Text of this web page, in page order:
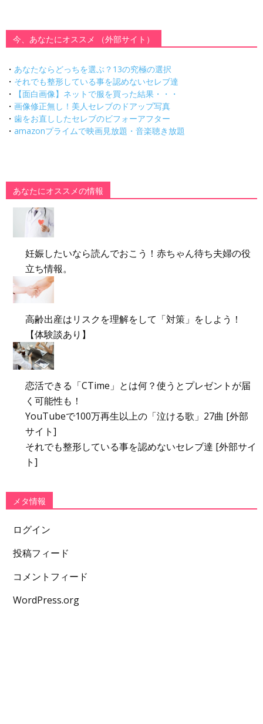
今、あなたにオススメ （外部サイト）
・ あなたならどっちを選ぶ？13の究極の選択
・ それでも整形している事を認めないセレブ達
・
【面白画像】ネットで服を買った結果・・・
・ 画像修正無し！美人セレブのドアップ写真
・ 歯をお直ししたセレブのビフォーアフター
・ amazonプライムで映画見放題・音楽聴き放題
あなたにオススメの情報
妊娠したいなら読んでおこう！赤ちゃん待ち夫婦の役
立ち情報。
高齢出産はリスクを理解をして「対策」をしよう！
【体験談あり】
恋活できる「CTime」とは何？使うとプレゼントが届
く可能性も！
YouTubeで100万再生以上の「泣ける歌」27曲 [外部
サイト]
それでも整形している事を認めないセレブ達 [外部サイ
ト]
メタ情報
ログイン
投稿フィード
コメントフィード
WordPress.org